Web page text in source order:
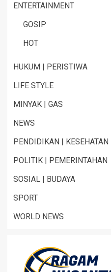
ENTERTAINMENT
GOSIP
HOT
HUKUM | PERISTIWA
LIFE STYLE
MINYAK | GAS
NEWS
PENDIDIKAN | KESEHATAN
POLITIK | PEMERINTAHAN
SOSIAL | BUDAYA
SPORT
WORLD NEWS